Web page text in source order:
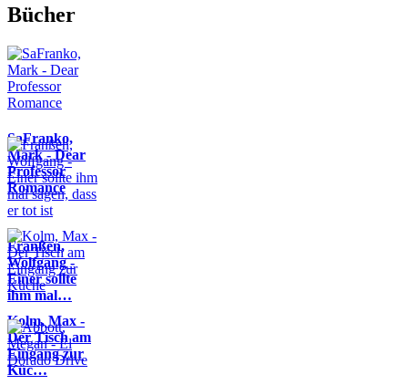
Bücher
SaFranko,
Mark - Dear
Professor
Romance
Franßen,
Wolfgang -
Einer sollte
ihm mal…
Kolm, Max -
Der Tisch am
Eingang zur
Küc…